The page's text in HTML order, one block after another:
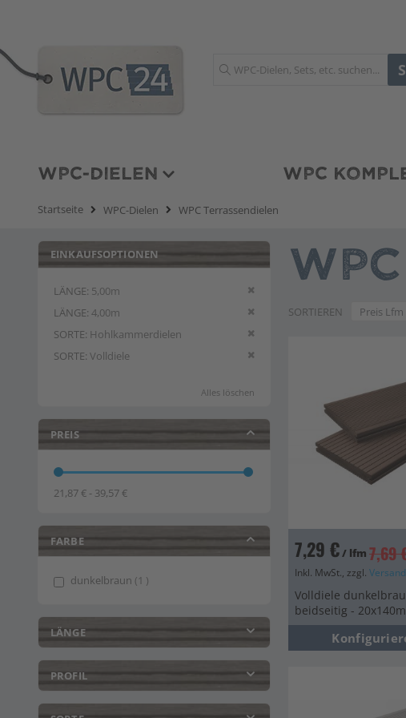
WPC-DIELEN WPC
Startseite WPC-Dielen WPC Terrassendielen
SORTIEREN
7,29 €/ lfm 7,69
Inkl. MwSt., zzgl. Versand
Volldiele
beidseitig -
EINKAUFSOPTIONEN
LÄNGE 5,00m
Diesen Artikel entfernen
LÄNGE 4,00m
Diesen Artikel entfernen
SORTE Hohlkammerdielen
Diesen Artikel entfernen
SORTE Volldiele Diesen Artikel entfernen
Alles löschen
PREIS
21,87 € - 39,57 €
FARBE
dunkelbraun 1 item
LÄNGE
PROFIL